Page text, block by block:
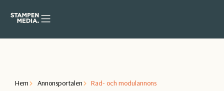
Hem Annonsportalen Rad- och modulannons